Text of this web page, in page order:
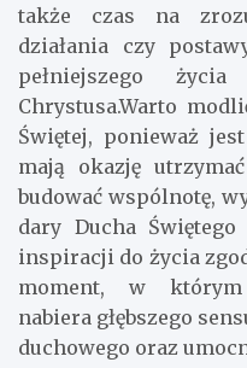
także czas na
działania czy
pełniejszego
Chrystusa.Warto
Świętej, ponieważ
mają okazję
budować wspólnotę,
dary Ducha
inspiracji do życia
moment, w którym
nabiera głębszego
duchowego oraz